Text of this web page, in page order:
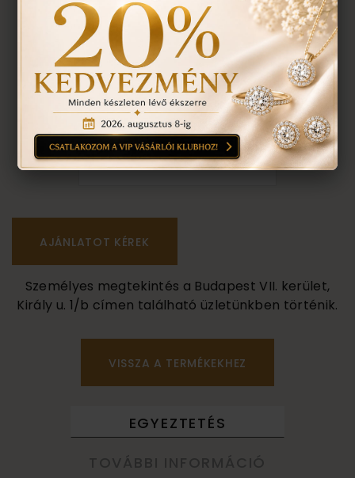
anyaga:
18 karátos
színe:
mint a képen
méret:
nem tudom
Személyes megtekintés a Budapest VII. kerület,
Király u. 1/b címen található üzletünkben történik.
VISSZA A TERMÉKEKHEZ
EGYEZTETÉS